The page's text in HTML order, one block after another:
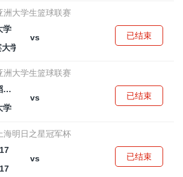
洲大学生篮球联赛
学
vs
学
已结束
洲大学生篮球联赛
vs
学
已结束
海明日之星冠军杯
vs
已结束